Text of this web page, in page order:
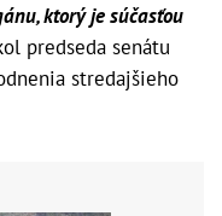
ktorý je súčasťou
predseda senátu
stredajšieho